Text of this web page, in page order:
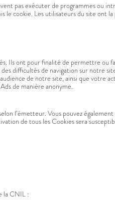
pas exécuter de programmes
cookie. Les utilisateurs du site ont
Ils ont pour finalité de permettre
difficultés de navigation sur notre
de notre site, ainsi que
de manière anonyme.
l’émetteur. Vous pouvez
de tous les Cookies sera
la CNIL :